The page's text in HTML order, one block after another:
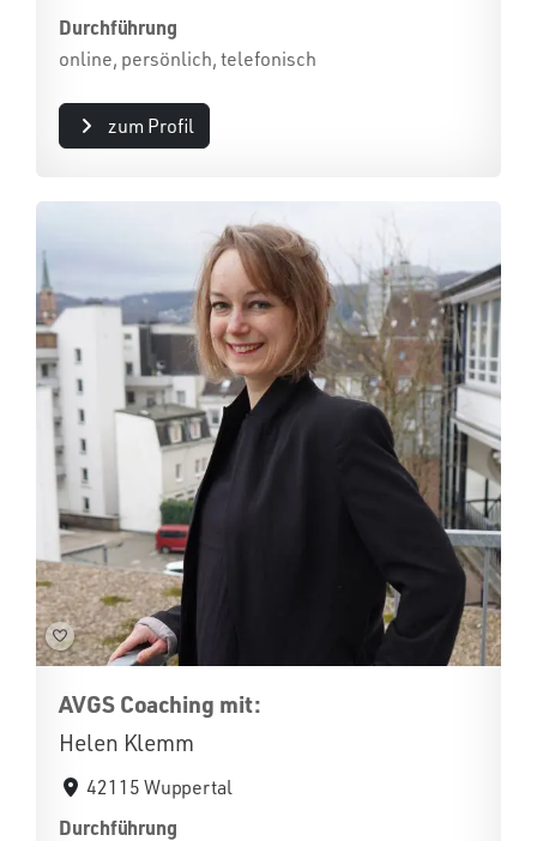
Durchführung
online, persönlich, telefonisch
zum Profil
AVGS Coaching mit:
Helen Klemm
42115 Wuppertal
Durchführung